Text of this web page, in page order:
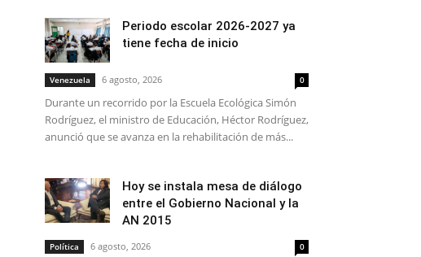
Periodo escolar 2026-2027 ya
tiene fecha de inicio
Venezuela 6 agosto, 2026 0
Durante un recorrido por la Escuela Ecológica Simón
Rodríguez, el ministro de Educación, Héctor Rodríguez,
anunció que se avanza en la rehabilitación de más...
Hoy se instala mesa de diálogo
entre el Gobierno Nacional y la
AN 2015
Política 6 agosto, 2026 0